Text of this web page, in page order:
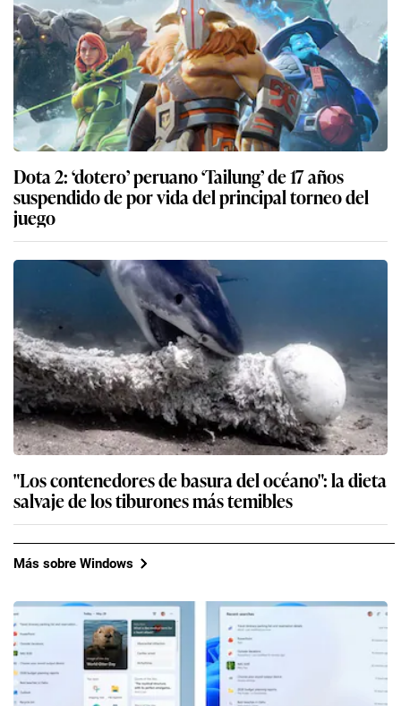
Dota 2: ‘dotero’ peruano ‘Tailung’ de 17 años
suspendido de por vida del principal torneo del
juego
"Los contenedores de basura del océano": la dieta
salvaje de los tiburones más temibles
Más sobre Windows